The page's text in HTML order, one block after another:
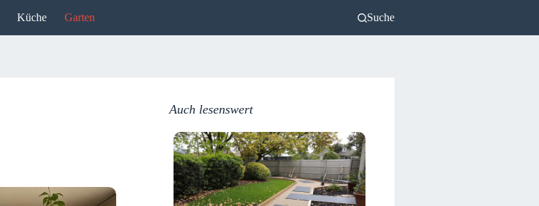
Küche Garten Suche
Auch lesenswert